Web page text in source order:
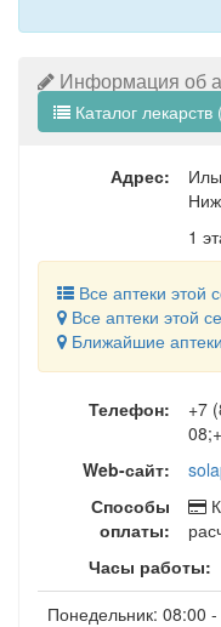
Информация об
Каталог лекарств
Адрес:
1
Все аптеки этой
Все аптеки этой
Ближайшие
Телефон:
+7
Web-сайт:
Способы
оплаты:
Часы работы:
Понедельник: 08:00